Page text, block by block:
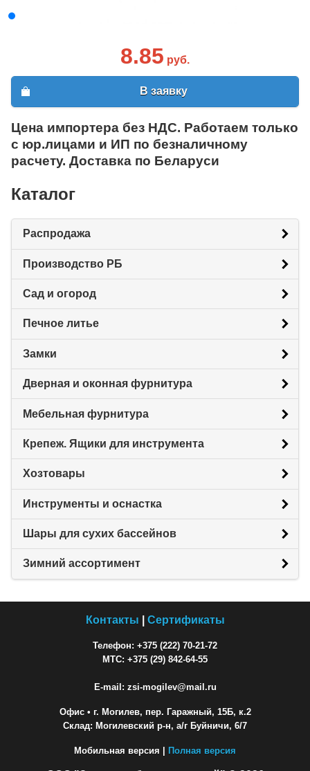
8.85 руб.
В заявку
Цена импортера без НДС. Работаем только
с юр.лицами и ИП по безналичному
расчету. Доставка по Беларуси
Каталог
Распродажа
Производство РБ
Сад и огород
Печное литье
Замки
Дверная и оконная фурнитура
Мебельная фурнитура
Крепеж. Ящики для инструмента
Хозтовары
Инструменты и оснастка
Шары для сухих бассейнов
Зимний ассортимент
Контакты Сертификаты
Телефон: +375 (222) 70-21-72
МТС: +375 (29) 842-64-55
E-mail: zsi-mogilev@mail.ru
Офис• г. Могилев, пер. Гаражный, 15Б, к.2
Склад: Могилевский р-н, а/г Буйничи, 6/7
Мобильная версия | Полная версия